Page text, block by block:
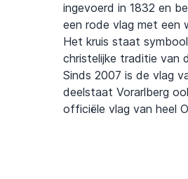
ingevoerd in 1832 en
een rode vlag met een
Het kruis staat
christelijke traditie van
Sinds 2007 is de vlag
deelstaat Vorarlberg
officiële vlag van heel